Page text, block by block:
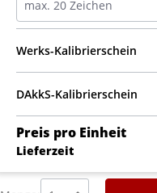
Werks-Kalibrierschein
DAkkS-Kalibrierschein
Preis pro Einheit
Lieferzeit